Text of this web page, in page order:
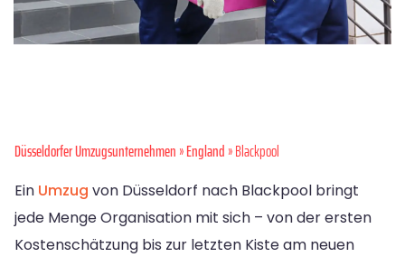
Düsseldorfer Umzugsunternehmen»England» Blackpool
Ein Umzug von Düsseldorf nach Blackpool bringt
jede Menge Organisation mit sich – von der ersten
Kostenschätzung bis zur letzten Kiste am neuen